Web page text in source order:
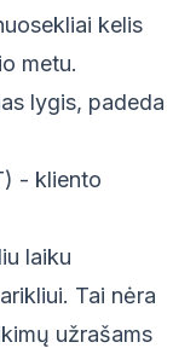
kelis
metu.
lygis, padeda
- kliento
laiku
Tai nėra
užrašams